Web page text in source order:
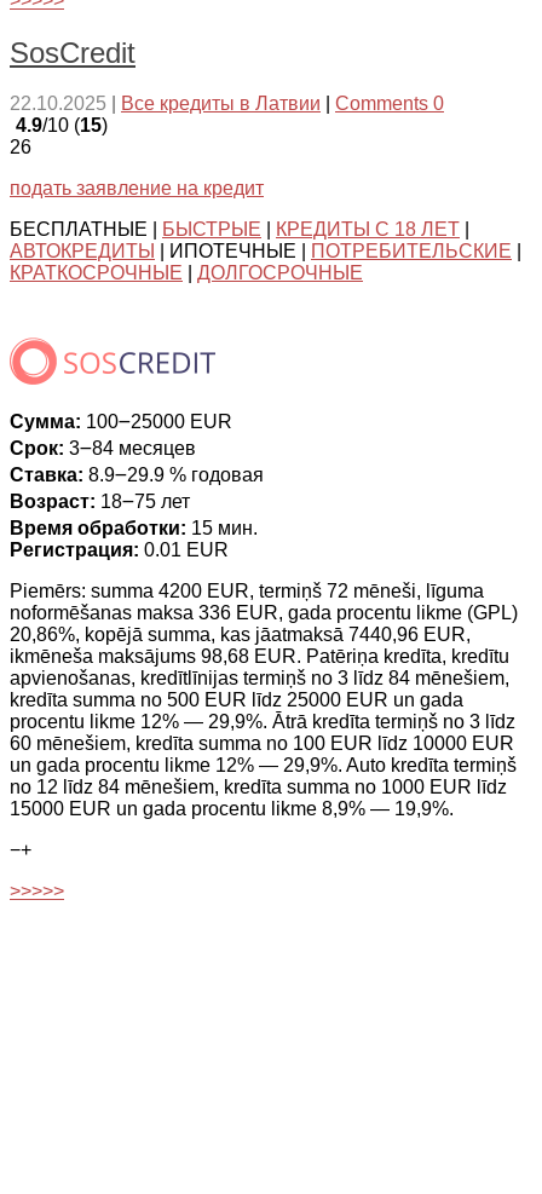
SosCredit
22.10.2025 Все кредиты в Латвии
Comments 0
4.9/10 (15)
26
подать заявление на кредит
БЕСПЛАТНЫЕ |
БЫСТРЫЕ КРЕДИТЫ С 18 ЛЕТ
АВТОКРЕДИТЫ
| ИПОТЕЧНЫЕ | ПОТРЕБИТЕЛЬСКИЕ
КРАТКОСРОЧНЫЕ
ДОЛГОСРОЧНЫЕ
Сумма: 100౼25000 EUR
Срок: 3౼84 месяцев
Ставка: 8.9౼29.9 % годовая
Возраст: 18౼75 лет
Время обработки: 15 мин.
Регистрация: 0.01 EUR
Piemērs: summa 4200 EUR, termiņš 72 mēneši, līguma
noformēšanas maksa 336 EUR, gada procentu likme (GPL)
20,86%, kopējā summa, kas jāatmaksā 7440,96 EUR,
ikmēneša maksājums 98,68 EUR. Patēriņa kredīta, kredītu
apvienošanas, kredītlīnijas termiņš no 3 līdz 84 mēnešiem,
kredīta summa no 500 EUR līdz 25000 EUR un gada
procentu likme 12% — 29,9%. Ātrā kredīta termiņš no 3 līdz
60 mēnešiem, kredīta summa no 100 EUR līdz 10000 EUR
un gada procentu likme 12% — 29,9%. Auto kredīta termiņš
no 12 līdz 84 mēnešiem, kredīta summa no 1000 EUR līdz
15000 EUR un gada procentu likme 8,9% — 19,9%.
−+
>>>>>